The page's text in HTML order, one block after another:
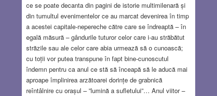
ce se poate decanta din pagini de istorie multimilenară și
din tumultul evenimentelor ce au marcat devenirea în timp
a acestei capitale-nepereche către care se îndreaptă – în
egală măsură – gândurile tuturor celor care i-au străbătut
străzile sau ale celor care abia urmează să o cunoască;
cu toții vor putea transpune în fapt bine-cunoscutul
îndemn pentru ca anul ce stă să înceapă să le aducă mai
aproape împlinirea arzătoarei dorințe de grabnică
reîntâlnire cu orașul – ”lumină a sufletului”… Anul viitor –